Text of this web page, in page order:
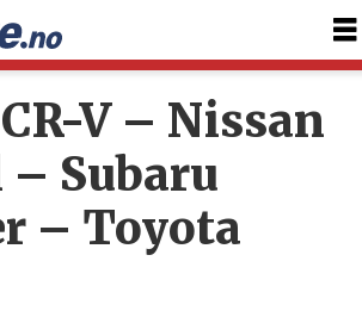
V – Nissan
Subaru
– Toyota